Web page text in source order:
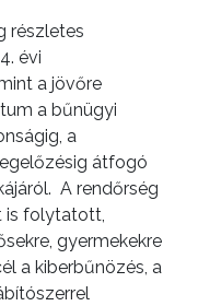
részletes
évi
a jövőre
a bűnügyi
a
átfogó
A rendőrség
is folytatott,
gyermekekre
a kiberbűnözés, a